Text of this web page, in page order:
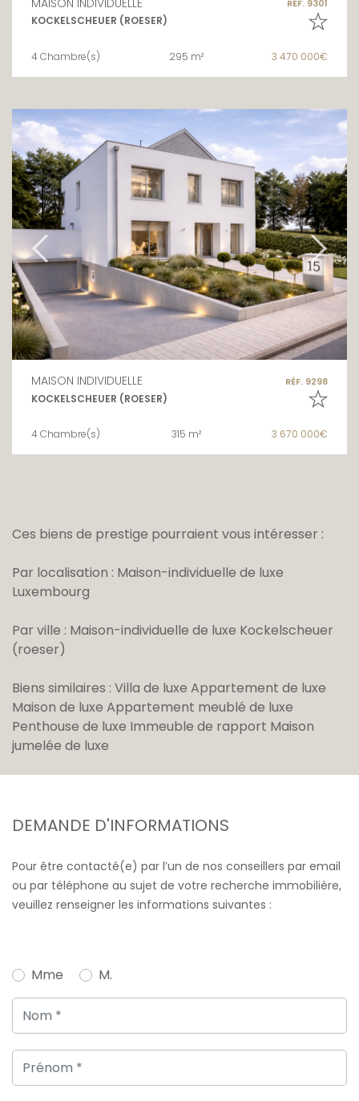
RÉF. 9301
KOCKELSCHEUER (ROESER)
4 Chambre(s) 295 m² 3 470 000€
MAISON INDIVIDUELLE RÉF. 9298
KOCKELSCHEUER (ROESER)
4 Chambre(s) 315 m² 3 670 000€
Ces biens de prestige pourraient vous intéresser :
Par localisation : Maison-individuelle de luxe
Luxembourg
Par ville : Maison-individuelle de luxe Kockelscheuer
(roeser)
Biens similaires : Villa de luxe Appartement de luxe
Maison de luxe Appartement meublé de luxe
Penthouse de luxe Immeuble de rapport Maison
jumelée de luxe
DEMANDE D'INFORMATIONS
Pour être contacté(e) par l’un de nos conseillers par email
ou par téléphone au sujet de votre recherche immobilière,
veuillez renseigner les informations suivantes :
Mme M.